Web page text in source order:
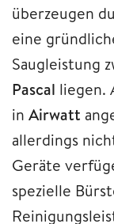
überzeugen
eine
Saugleistung
Pascal liegen.
in Airwatt
allerdings
Geräte
spezielle